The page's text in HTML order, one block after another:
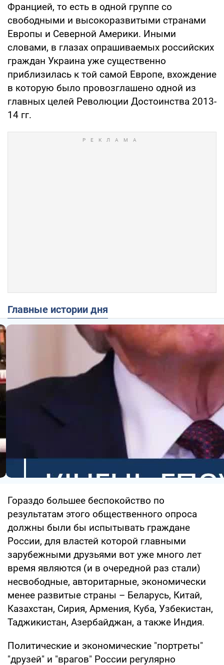
Францией, то есть в одной группе со
свободными и высокоразвитыми странами
Европы и Северной Америки. Иными
словами, в глазах опрашиваемых российских
граждан Украина уже существенно
приблизилась к той самой Европе, вхождение
в которую было провозглашено одной из
главных целей Революции Достоинства 2013-
14 гг.
Главные истории дня
Гораздо большее беспокойство по
результатам этого общественного опроса
должны были бы испытывать граждане
России, для властей которой главными
зарубежными друзьями вот уже много лет
время являются (и в очередной раз стали)
несвободные, авторитарные, экономически
менее развитые страны – Беларусь, Китай,
Казахстан, Сирия, Армения, Куба, Узбекистан,
Таджикистан, Азербайджан, а также Индия.
Политические и экономические "портреты"
"друзей" и "врагов" России регулярно